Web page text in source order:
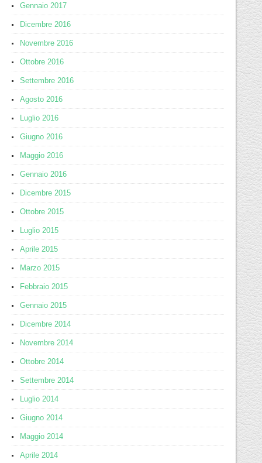
Gennaio 2017
Dicembre 2016
Novembre 2016
Ottobre 2016
Settembre 2016
Agosto 2016
Luglio 2016
Giugno 2016
Maggio 2016
Gennaio 2016
Dicembre 2015
Ottobre 2015
Luglio 2015
Aprile 2015
Marzo 2015
Febbraio 2015
Gennaio 2015
Dicembre 2014
Novembre 2014
Ottobre 2014
Settembre 2014
Luglio 2014
Giugno 2014
Maggio 2014
Aprile 2014